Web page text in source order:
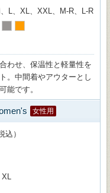
L、XL、XXL、M-R、L-R
わせ、保温性と軽量性を
。中間着やアウターとし
能です。
女性用
込）
XL